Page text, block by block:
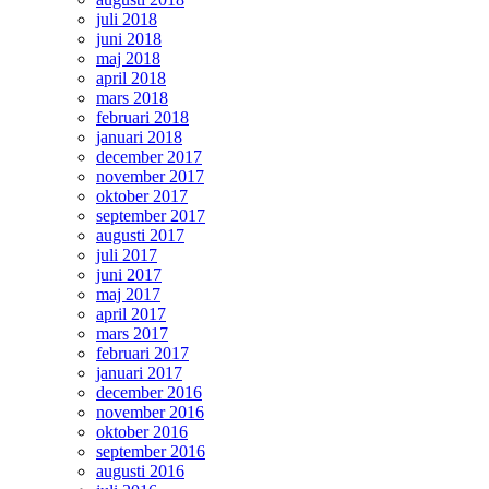
juli 2018
juni 2018
maj 2018
april 2018
mars 2018
februari 2018
januari 2018
december 2017
november 2017
oktober 2017
september 2017
augusti 2017
juli 2017
juni 2017
maj 2017
april 2017
mars 2017
februari 2017
januari 2017
december 2016
november 2016
oktober 2016
september 2016
augusti 2016